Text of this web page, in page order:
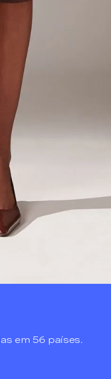
em 56 países.